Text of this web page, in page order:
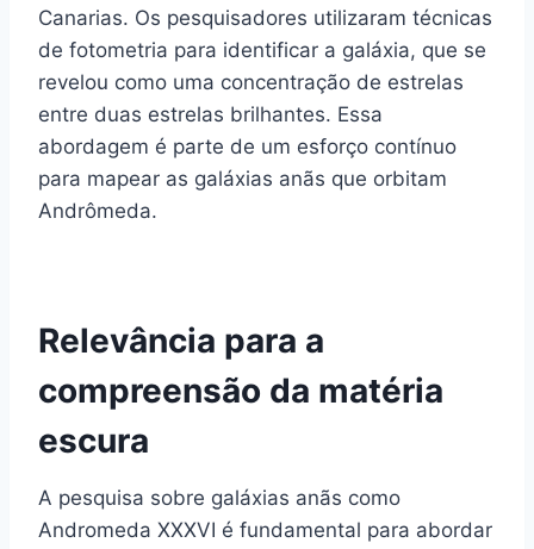
Canarias. Os pesquisadores utilizaram técnicas
de fotometria para identificar a galáxia, que se
revelou como uma concentração de estrelas
entre duas estrelas brilhantes. Essa
abordagem é parte de um esforço contínuo
para mapear as galáxias anãs que orbitam
Andrômeda.
Relevância para a
compreensão da matéria
escura
A pesquisa sobre galáxias anãs como
Andromeda XXXVI é fundamental para abordar